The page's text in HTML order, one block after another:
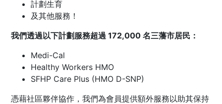
計劃生育
及其他服務！
我們透過以下計劃服務超過 172,000 名三藩市居民：
Medi-Cal
Healthy Workers HMO
SFHP Care Plus (HMO D-SNP)
憑藉社區夥伴協作，我們為會員提供額外服務以助其保持